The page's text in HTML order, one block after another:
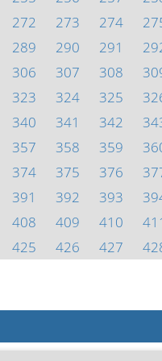
272 273 274
289 290 291
306 307 308
323 324 325
340 341 342
357 358 359
374 375 376
391 392 393
408 409 410
425 426 427